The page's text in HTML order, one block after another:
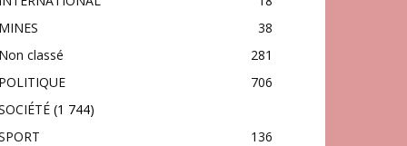
MINES
38
Non classé
281
POLITIQUE
706
(1 744)
136